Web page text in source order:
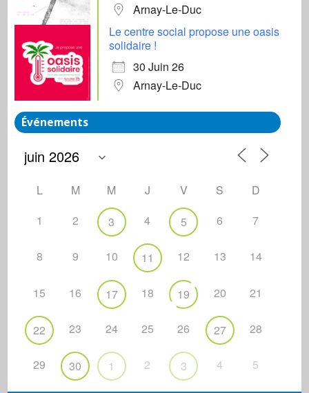
Arnay-Le-Duc
Le centre social propose une oasis
solidaire !
30 Juin 26
Arnay-Le-Duc
Événements
L M M J V S
D
1
2 3 4 5 6 7
8 9 10 11 12 13 14
15 16 17 18 19 20 21
22 23 24 25 26 27 28
29 30 1 2 3 4 5